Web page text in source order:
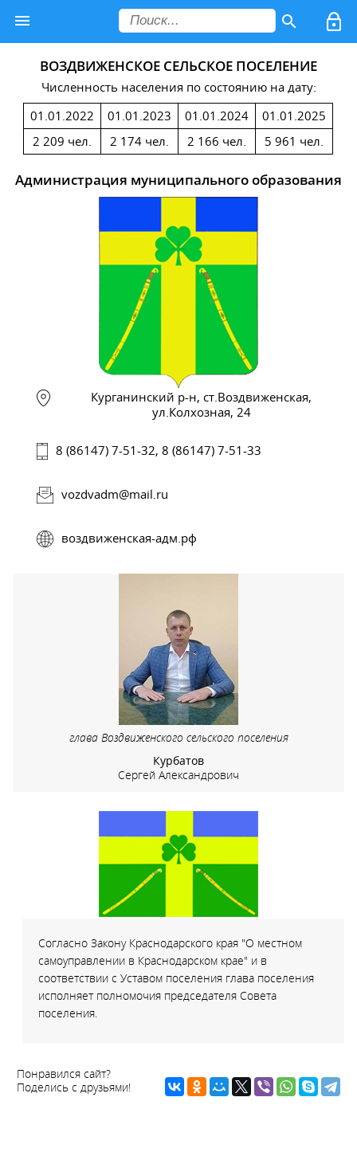
ВОЗДВИЖЕНСКОЕ СЕЛЬСКОЕ ПОСЕЛЕНИЕ
Численность населения по состоянию на дату:
01.01.2022
2 209 чел.
01.01.2023
2 174 чел.
01.01.2024
2 166 чел.
01.01.2025
5 961 чел.
Администрация муниципального образования
Курганинский р-н, ст.Воздвиженская,
ул.Колхозная, 24
8 (86147) 7-51-32, 8 (86147) 7-51-33
vozdvadm@mail.ru
воздвиженская-адм.рф
глава Воздвиженского сельского поселения
Курбатов
Сергей Александрович
Согласно Закону Краснодарского края "О местном
самоуправлении в Краснодарском крае" и в
соответствии с Уставом поселения глава поселения
исполняет полномочия председателя Совета
поселения.
Понравился сайт?
Поделись с друзьями!